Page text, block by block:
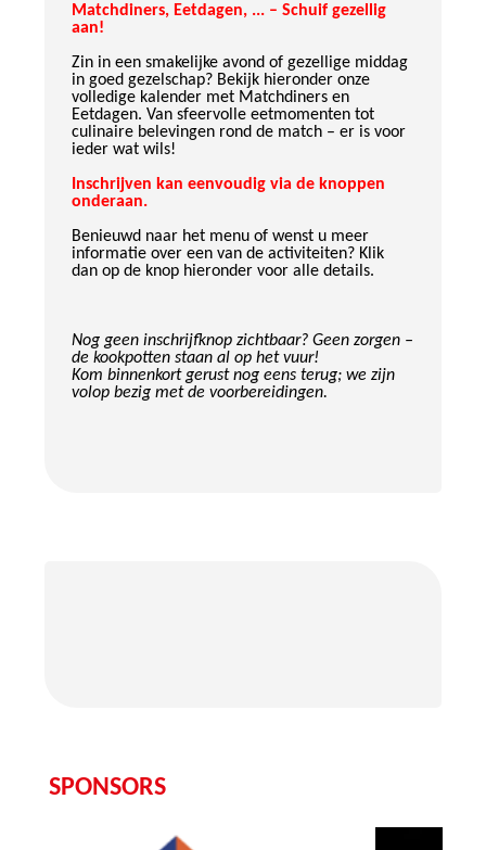
Matchdiners, Eetdagen, ... – Schuif gezellig
aan!
Zin in een smakelijke avond of gezellige middag
in goed gezelschap? Bekijk hieronder onze
volledige kalender met Matchdiners en
Eetdagen. Van sfeervolle eetmomenten tot
culinaire belevingen rond de match – er is voor
ieder wat wils!
Inschrijven kan eenvoudig via de knoppen
onderaan.
Benieuwd naar het menu of wenst u meer
informatie over een van de activiteiten? Klik
dan op de knop hieronder voor alle details.
Nog geen inschrijfknop zichtbaar? Geen zorgen –
de kookpotten staan al op het vuur!
Kom binnenkort gerust nog eens terug; we zijn
volop bezig met de voorbereidingen.
SPONSORS